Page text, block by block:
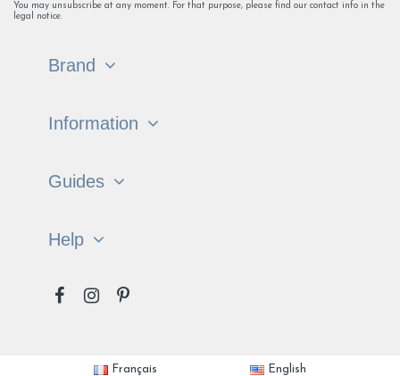
You may unsubscribe at any moment. For that purpose, please find our contact info in the
legal notice.
Brand
Information
Guides
Help
Français English